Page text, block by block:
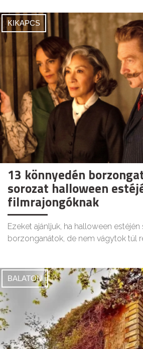
KIKAPCS
13 könnyedén
sorozat halloween
filmrajongóknak
Ezeket ajánljuk, ha halloween estéjén
borzonganátok, de nem vágytok túl
BALATON